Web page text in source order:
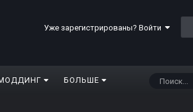
Уже зарегистрированы? Войти
БОЛЬШЕ